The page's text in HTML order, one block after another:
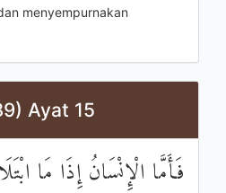
menyempurnakan
Ayat 15
فَأَمَّا الْإِنْسَانُ إِذَا مَا